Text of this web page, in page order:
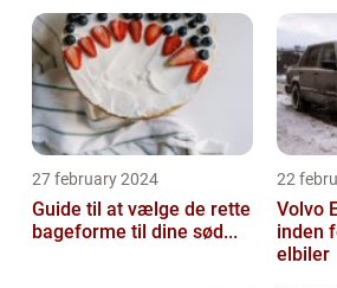
27 february 2024
Guide til at vælge de rette
bageforme til dine sød...
22
Volvo
inden
elbiler